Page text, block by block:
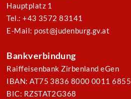
Hauptplatz 1
Tel.: +43 3572 83141
E-Mail: post@judenburg.gv.at
Bankverbindung
Raiffeisenbank Zirbenland eGen
IBAN: AT75 3836 8000 0011 6855
BIC: RZSTAT2G368